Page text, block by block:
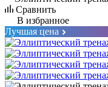
Сравнить
В избранное
Лучшая цена